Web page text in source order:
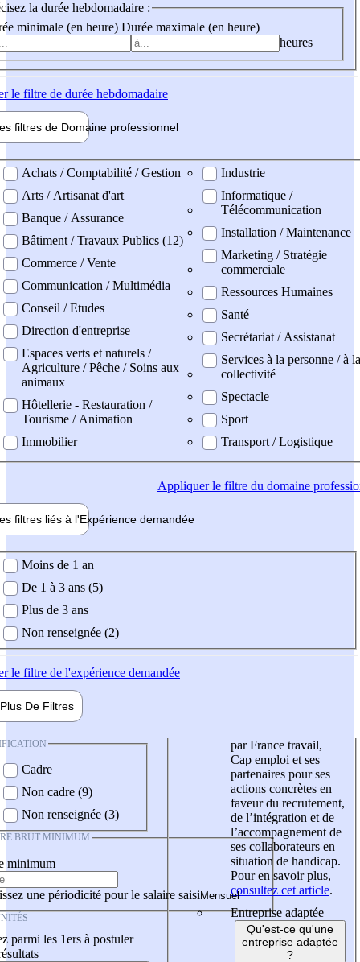
la durée hebdomadaire :
minimale (en heure) Durée maximale (en heure)
heures
le filtre de durée hebdomadaire
filtres de Domaine professionnel
professionel
Achats / Comptabilité / Gestion
Arts / Artisanat d'art
Banque / Assurance
Bâtiment / Travaux Publics (12)
Commerce / Vente
Communication / Multimédia
Conseil / Etudes
Direction d'entreprise
Espaces verts et naturels /
Agriculture / Pêche / Soins aux
animaux
Hôtellerie - Restauration /
Tourisme / Animation
Immobilier
Industrie
Informatique /
Télécommunication
Installation / Maintenance
Marketing / Stratégie
commerciale
Ressources Humaines
Santé
Secrétariat / Assistanat
Services à la personne / à la
collectivité
Spectacle
Sport
Transport / Logistique
Appliquerle filtre du domaine
filtres liés à l'Expérience demandée
demandée
Moins de 1 an
De 1 à 3 ans (5)
Plus de 3 ans
Non renseignée (2)
le filtre de l'expérience demandée
Plus De Filtres
Cadre
Non cadre (9)
Non renseignée (3)
BRUT MINIMUM
minimum
une périodicité pour le salaire saisi
parmi les 1ers à postuler
par France travail,
Cap emploi et ses
partenaires pour ses
actions concrètes en
faveur du recrutement,
de l’intégration et de
l’accompagnement de
ses collaborateurs en
situation de handicap.
Pour en savoir plus,
consultez cet article.
Entreprise adaptée
Qu'est-ce qu'une
entreprise adaptée
?